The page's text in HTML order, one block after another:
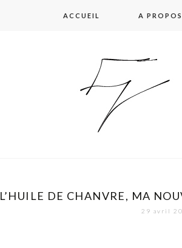
ACCUEIL A PROPOS
L’HUILE DE CHANVRE, MA
29 avril